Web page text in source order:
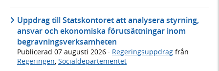
Uppdrag till Statskontoret att analysera styrning,
ansvar och ekonomiska förutsättningar inom
begravningsverksamheten
Publicerad 07 augusti 2026 · Regeringsuppdrag från
Regeringen, Socialdepartementet